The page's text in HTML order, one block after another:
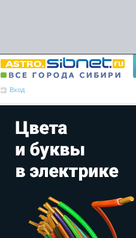
Вход